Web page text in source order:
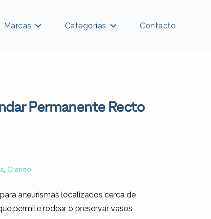
Marcas Categorías Contacto
Permanente Recto
Cráneo
aneurismas localizados cerca de
permite rodear o preservar vasos